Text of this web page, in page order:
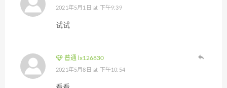
2021年5月1日 at 下午9:39
试试
普通 lx126830
2021年5月8日 at 下午10:54